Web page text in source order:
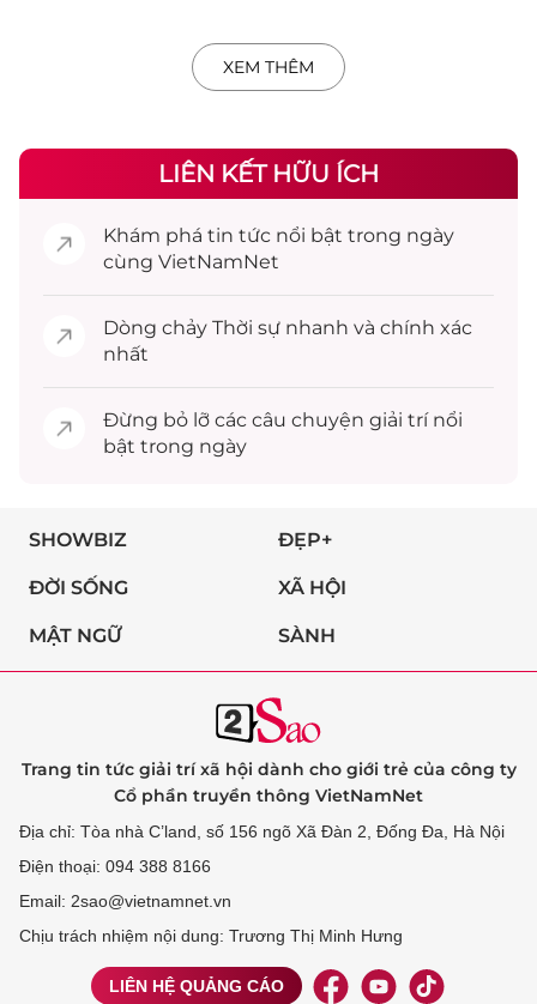
XEM THÊM
LIÊN KẾT HỮU ÍCH
Khám phá tin tức nổi bật trong ngày
cùng VietNamNet
Dòng chảy Thời sự nhanh và chính xác
nhất
Đừng bỏ lỡ các câu chuyện giải trínổi
bật trong ngày
SHOWBIZ ĐẸP+
ĐỜI SỐNG XÃ HỘI
MẬT NGỮ SÀNH
Trang tin tức giải trí xã hội dành cho giới trẻ của công ty
Cổ phần truyền thông VietNamNet
Địa chỉ: Tòa nhà C’land, số 156 ngõ Xã Đàn 2, Đống Đa, Hà Nội
Điện thoại: 094 388 8166
Email: 2sao@vietnamnet.vn
Chịu trách nhiệm nội dung: Trương Thị Minh Hưng
LIÊN HỆ QUẢNG CÁO